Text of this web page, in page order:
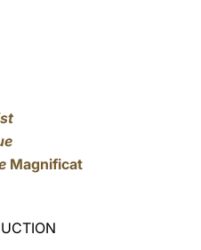
Magnificat